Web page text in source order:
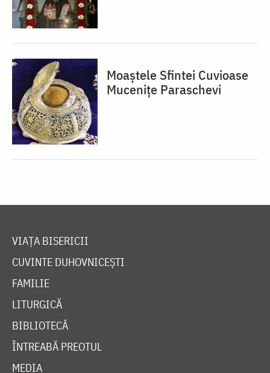
Moaștele Sfintei Cuvioase
Mucenițe Paraschevi
VIAȚA BISERICII
CUVINTE DUHOVNICEȘTI
FAMILIE
LITURGICĂ
BIBLIOTECĂ
ÎNTREABĂ PREOTUL
MEDIA